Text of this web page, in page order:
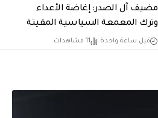
مضيف آل الصدر: إغاضة الأعداء
وترك المعمعة السياسية المقيتة
قبل ساعة واحدة 11 مشاهدات